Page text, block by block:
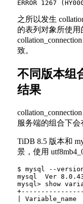
之所以发生
的表列对象所使用
致。
不同版本组
结果
服务端的组合下会
TiDB 8.5 版本和
景，使用
$ mysql --
mysql  Ver
mysql> show
|